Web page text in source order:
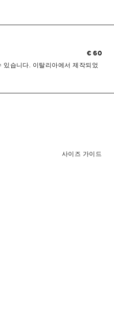
€ 60
습니다. 이탈리아에서 제작되었
사이즈 가이드